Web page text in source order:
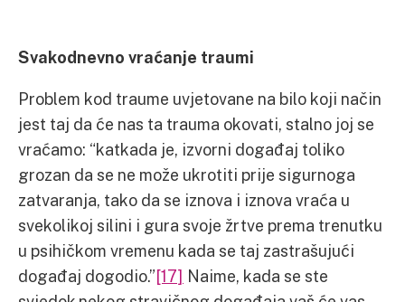
Svakodnevno vraćanje traumi
Problem kod traume uvjetovane na bilo koji način
jest taj da će nas ta trauma okovati, stalno joj se
vraćamo: “katkada je, izvorni događaj toliko
grozan da se ne može ukrotiti prije sigurnoga
zatvaranja, tako da se iznova i iznova vraća u
svekolikoj silini i gura svoje žrtve prema trenutku
u psihičkom vremenu kada se taj zastrašujući
događaj dogodio.”[17] Naime, kada se ste